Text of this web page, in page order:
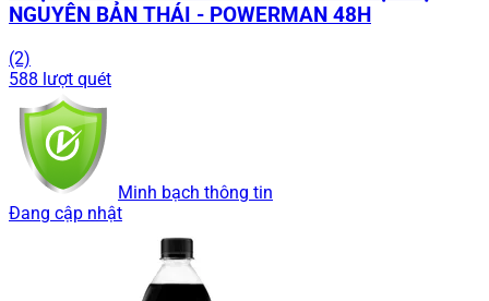
NGUYÊN BẢN THÁI - POWERMAN 48H
(2)
588 lượt quét
Minh bạch thông tin
Đang cập nhật